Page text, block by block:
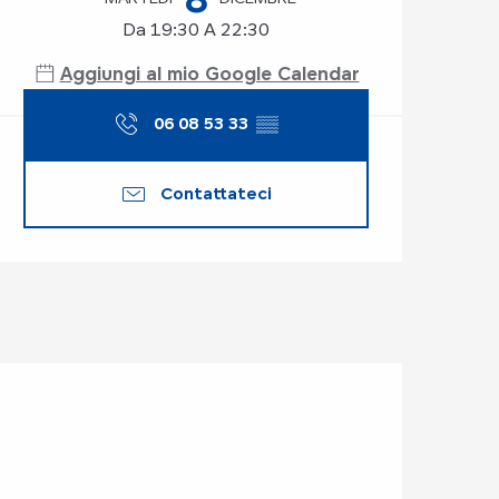
Da 19:30 A 22:30
Aggiungi al mio Google Calendar
06 08 53 33 ▒▒
Contattateci